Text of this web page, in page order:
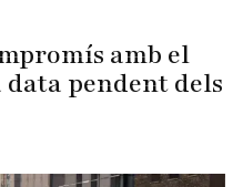
amb el
pendent dels